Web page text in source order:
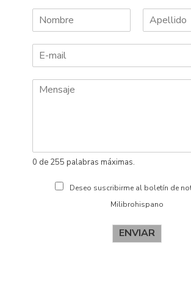
o
b
p
l
0 de 255 palabras máximas.
Deseo suscribirme al boletín de
Milibrohispano
ENVIAR